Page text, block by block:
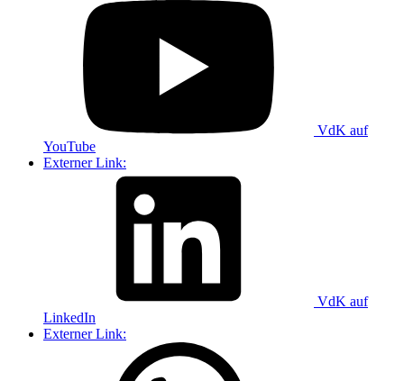
VdK auf
YouTube
Externer Link:
VdK auf
LinkedIn
Externer Link: